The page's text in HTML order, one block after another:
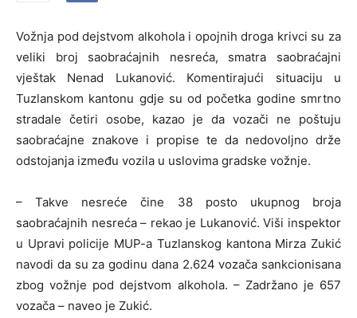
Vožnja pod dejstvom alkohola i opojnih droga krivci su za
veliki broj saobraćajnih nesreća, smatra saobraćajni
vještak Nenad Lukanović. Komentirajući situaciju u
Tuzlanskom kantonu gdje su od početka godine smrtno
stradale četiri osobe, kazao je da vozači ne poštuju
saobraćajne znakove i propise te da nedovoljno drže
odstojanja između vozila u uslovima gradske vožnje.
– Takve nesreće čine 38 posto ukupnog broja
saobraćajnih nesreća – rekao je Lukanović. Viši inspektor
u Upravi policije MUP-a Tuzlanskog kantona Mirza Zukić
navodi da su za godinu dana 2.624 vozača sankcionisana
zbog vožnje pod dejstvom alkohola. – Zadržano je 657
vozača – naveo je Zukić.